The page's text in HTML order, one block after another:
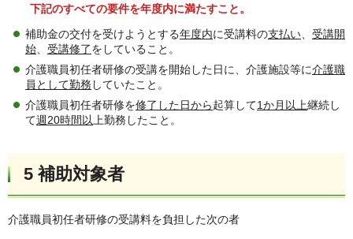
下記のすべての要件を年度内に満たすこと。
補助金の交付を受けようとする年度内に受講料の支払い、 受講開
始、 受講修了をしていること。
介護職員初任者研修の受講を開始した日に、介護施設等に介護職
員として勤務 していたこと。
介護職員初任者研修を修了した日から起算して1か月以上継続し
て週20時間以上勤務したこと。
5 補助対象者
介護職員初任者研修の受講料を負担した次の者